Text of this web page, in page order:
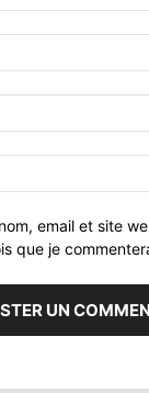
email et site
que je